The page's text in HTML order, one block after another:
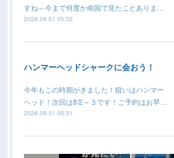
すね～今まで何度か南国で見たことありま…
2026.08.01 05:52
ハンマーヘッドシャークに会おう！
今年もこの時期がきました！狙いはハンマー
ヘッド！次回は8/2～３です！ご予約はお早…
2026.08.01 05:51